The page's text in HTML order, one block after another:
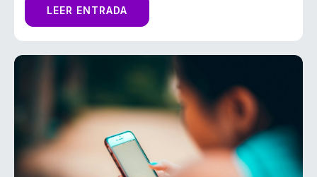
LEER ENTRADA